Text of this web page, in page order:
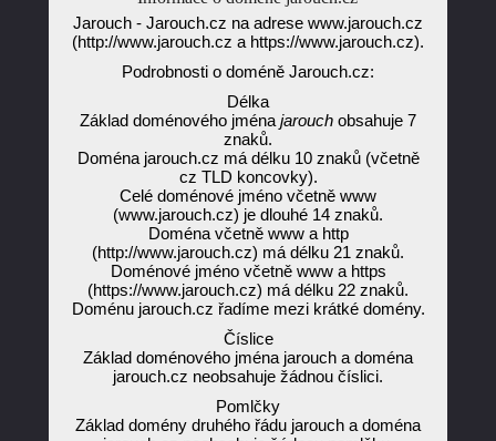
Jarouch - Jarouch.cz na adrese www.jarouch.cz
(http://www.jarouch.cz a https://www.jarouch.cz).
Podrobnosti o doméně Jarouch.cz:
Délka
Základ doménového jména jarouch obsahuje 7
znaků.
Doména jarouch.cz má délku 10 znaků (včetně
cz TLD koncovky).
Celé doménové jméno včetně www
(www.jarouch.cz) je dlouhé 14 znaků.
Doména včetně www a http
(http://www.jarouch.cz) má délku 21 znaků.
Doménové jméno včetně www a https
(https://www.jarouch.cz) má délku 22 znaků.
Doménu jarouch.cz řadíme mezi krátké domény.
Číslice
Základ doménového jména jarouch a doména
jarouch.cz neobsahuje žádnou číslici.
Pomlčky
Základ domény druhého řádu jarouch a doména